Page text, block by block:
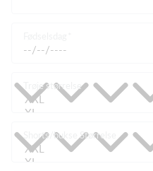
Trøje størrelse
Shorts/bukse Størrelse